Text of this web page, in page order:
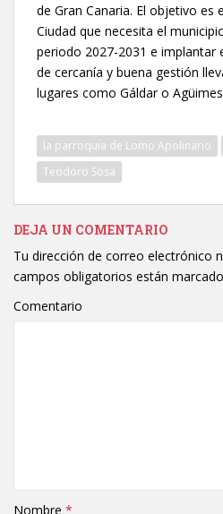
de Gran Canaria. El objetivo es
Ciudad que necesita el
periodo 2027-2031 e implantar
de cercanía y buena gestión
lugares como Gáldar o
la parroquia de Lomo Apolinario
Teodoro Sosa
DEJA UN COMENTARIO
Tu dirección de correo electrónico
campos obligatorios están
Comentario
Nombre *